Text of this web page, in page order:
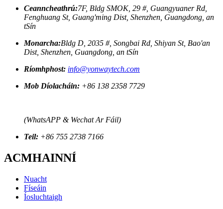
Ceanncheathrú:7F, Bldg SMOK, 29 #, Guangyuaner Rd,
Fenghuang St, Guang'ming Dist, Shenzhen, Guangdong, an
tSín
Monarcha:Bldg D, 2035 #, Songbai Rd, Shiyan St, Bao'an
Dist, Shenzhen, Guangdong, an tSín
Ríomhphost: info@yonwaytech.com
Mob Díolacháin: +86 138 2358 7729
(WhatsAPP & Wechat Ar Fáil)
Teil: +86 755 2738 7166
ACMHAINNÍ
Nuacht
Físeáin
Íosluchtaigh